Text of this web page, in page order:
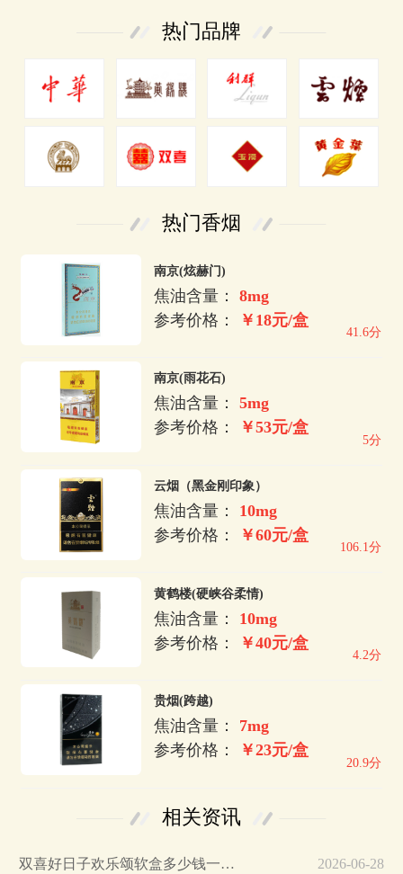
热门品牌
热门香烟
南京(炫赫门)
焦油含量：8mg
参考价格：
￥18元/盒
41.6分
南京(雨花石)
焦油含量：5mg
参考价格：
￥53元/盒
5分
云烟（黑金刚印象）
焦油含量： 10mg
参考价格：
￥60元/盒
106.1分
黄鹤楼(硬峡谷柔情)
焦油含量： 10mg
参考价格：
￥40元/盒
4.2分
贵烟(跨越)
焦油含量： 7mg
参考价格：
￥23元/盒
20.9分
相关资讯
双喜好日子欢乐颂软盒多少钱一包… 2026-06-28